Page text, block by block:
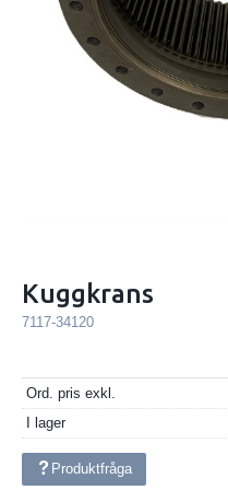
Kuggkrans
7117-34120
Ord. pris exkl.
I lager
Produktfråga